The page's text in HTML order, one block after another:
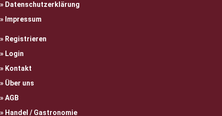
Datenschutzerklärung
Impressum
Registrieren
Login
Kontakt
Über uns
AGB
Handel / Gastronomie